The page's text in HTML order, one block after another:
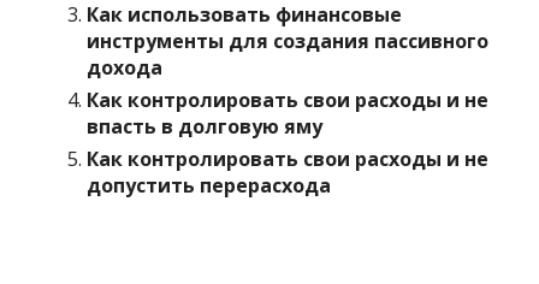
Как использовать финансовые
инструменты для создания пассивного
дохода
Как контролировать свои расходы и не
впасть в долговую яму
Как контролировать свои расходы и не
допустить перерасхода